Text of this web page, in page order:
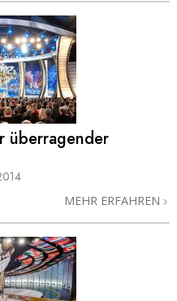
überragender
MEHR ERFAHREN